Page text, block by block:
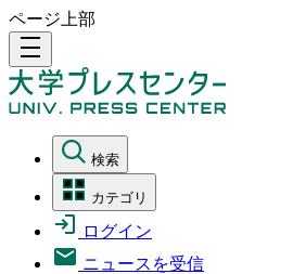
ページ上部
density_medium
検索
カテゴリ
ログイン
ニュースを受信